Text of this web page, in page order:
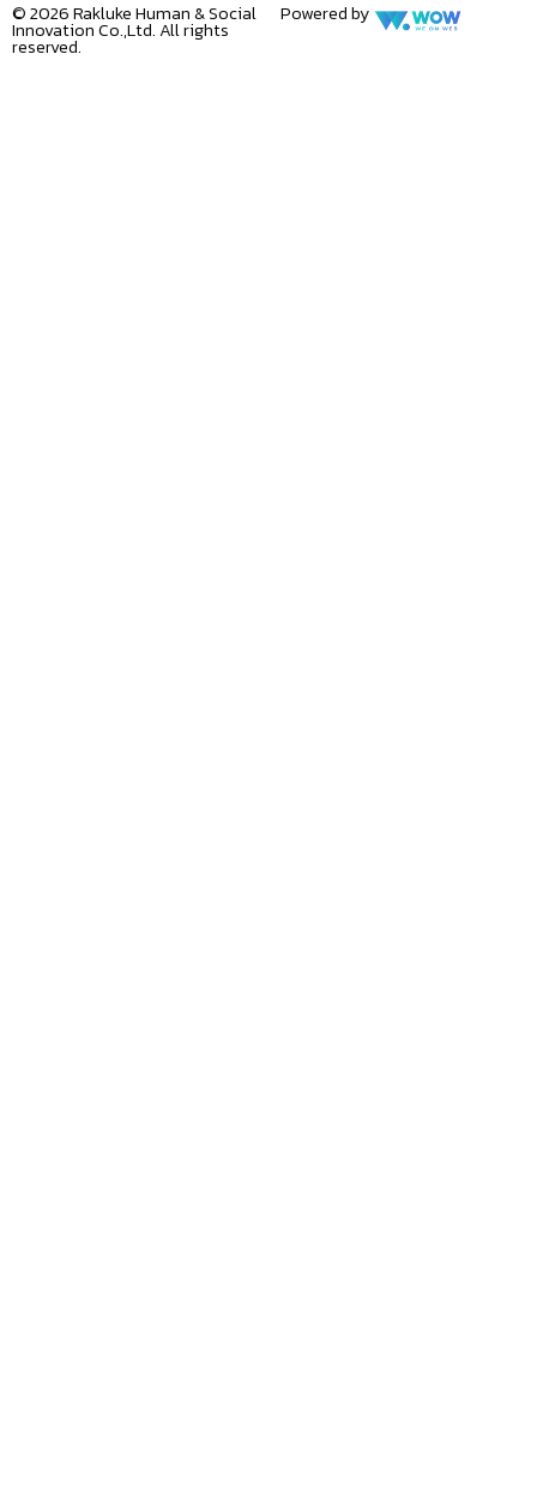
© 2026 Rakluke Human & Social
Innovation Co.,Ltd. All rights
reserved.
Powered by